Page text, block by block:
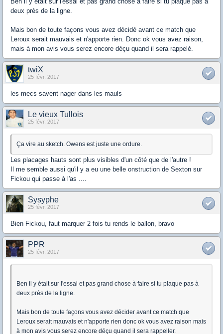
deux près de la ligne.
Mais bon de toute façons vous avez décidé avant ce match que
Leroux serait mauvais et n'apporte rien. Donc ok vous avez raison,
mais à mon avis vous serez encore déçu quand il sera rappelé.
twiX
25 févr. 2017
les mecs savent nager dans les mauls
Le vieux Tullois
25 févr. 2017
Ça vire au sketch. Owens est juste une ordure.
Les placages hauts sont plus visibles d'un côté que de l'autre !
Il me semble aussi qu'il y a eu une belle onstruction de Sexton sur
Fickou qui passe à l'as ....
Sysyphe
25 févr. 2017
Bien Fickou, faut marquer 2 fois tu rends le ballon, bravo
PPR
25 févr. 2017
Ben il y était sur l'essai et pas grand chose à faire si tu plaque pas à
deux près de la ligne.
Mais bon de toute façons vous avez décider avant ce match que
Leroux serait mauvais et n'apporte rien donc ok vous avez raison mais
à mon avis vous serez encore déçu quand il sera rappeller.